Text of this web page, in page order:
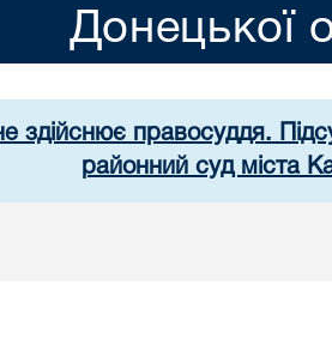
Донецької
здійснює правосуддя.
районний суд міста